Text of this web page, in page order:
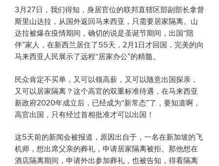
3月27日，我们得知，身居官位的联邦直辖区部副部长拿督
斯里山达拉，从国外返回马来西亚，只需要居家隔离。山
达拉被爆在疫情期间，确切的说是圣诞节期间，出国“陪
伴”家人，在新西兰居住了55天，2月1日才回国，完美的向
马来西亚人民展示了远程“居家办公”的精髓。
民众肯定不买单，又可以领高薪，又可以随意出国探亲，
又可以居家隔离？这个高官的双重标准待遇，在马来西亚
新政府2020年成立后，已经成为“新常态”了，要知道啊，
高官出国，只有经过首相批准才可以出国！
这5天前的新闻会被报道，原因出自于，一名在新加坡的飞
机师，想出席父亲的葬礼，申请居家隔离被拒。那他想在
酒店隔离期间，申请外出参加葬礼，也被告知，得看隔离